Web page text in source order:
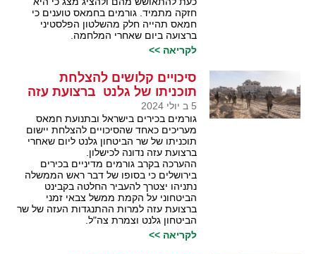
חזקה מתמיד. גורמים בחמאס טוענים כי
חמאס תהייה חלק מהשלטון הפלסטיני
ברצועה ביום שאחרי המלחמה.
לקריאה >>
סיכויים קלושים להצלחת
תוכניתו של גלנט ברצועת עזה
5 ב יולי 2024
גורמים בכירים בישראל ובתנועת חמאס
מעריכים כאחד שהסיכויים להצלחת יישום
תוכניתו של שר הביטחון גלנט ליום שאחרי
ברצועת עזה נדונה לכישלון.
ההערכה בקרב גורמים מדיניים בכירים
בירושלים כי בסופו של דבר ראש הממשלה
נתניהו יצטרך להעביר החלטה בקבינט
הביטחוני על הקמת ממשל צבאי זמני
ברצועת עזה למרות ההתנגדות העזה של שר
הביטחון גלנט וצמרת צה"ל.
לקריאה >>